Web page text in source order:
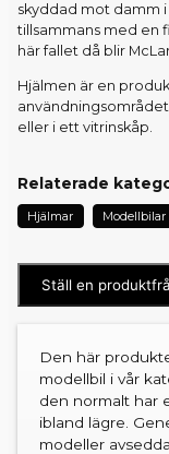
skyddad mot damm
tillsammans med en
här fallet då blir
Hjälmen är en
eller i ett vitrinskåp.
Relaterade
Hjälmar Modellbilar
Ställ en
Den här
modellbil i vår
den normalt har
ibland lägre.
modeller